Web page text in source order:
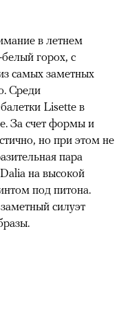
в летнем
горох, с
самых заметных
Среди
Lisette в
За счет формы и
но при этом не
пара
на высокой
под питона.
силуэт